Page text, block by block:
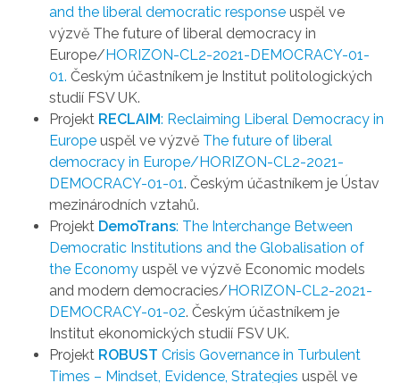
and the liberal democratic response uspěl ve
výzvě The future of liberal democracy in
Europe/HORIZON-CL2-2021-DEMOCRACY-01-
01. Českým účastníkem je Institut politologických
studií FSV UK.
Projekt RECLAIM: Reclaiming Liberal Democracy in
Europe uspěl ve výzvě The future of liberal
democracy in Europe/HORIZON-CL2-2021-
DEMOCRACY-01-01 . Českým účastníkem je Ústav
mezinárodních vztahů.
Projekt DemoTrans: The Interchange Between
Democratic Institutions and the Globalisation of
the Economy uspěl ve výzvě Economic models
and modern democracies/HORIZON-CL2-2021-
DEMOCRACY-01-02. Českým účastníkem je
Institut ekonomických studií FSV UK.
Projekt ROBUST Crisis Governance in Turbulent
Times – Mindset, Evidence, Strategies uspěl ve